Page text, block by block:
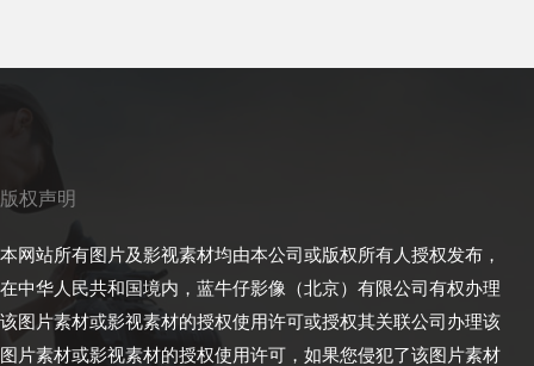
版权声明
本网站所有图片及影视素材均由本公司或版权所有人授权发布，
在中华人民共和国境内，蓝牛仔影像（北京）有限公司有权办理
该图片素材或影视素材的授权使用许可或授权其关联公司办理该
图片素材或影视素材的授权使用许可，如果您侵犯了该图片素材